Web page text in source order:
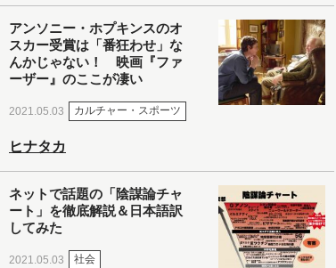
アンソニー・ホプキンスのオ
スカー受賞は「番狂わせ」な
んかじゃない！ 映画『ファ
ーザー』のここが凄い
2021.05.03 カルチャー・スポーツ
ヒナタカ
ネットで話題の「陰謀論チャ
ート」を徹底解説＆日本語訳
してみた
2021.05.03 社会